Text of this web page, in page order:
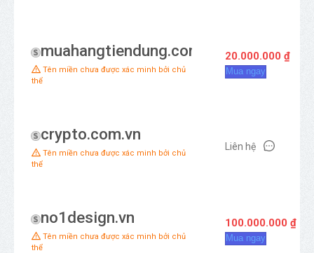
muahangtiendung.com
Tên miền chưa được xác minh bởi chủ
thể
20.000.000 ₫
Mua ngay
crypto.com.vn
Tên miền chưa được xác minh bởi chủ
thể
Liên hệ
no1design.vn
Tên miền chưa được xác minh bởi chủ
thể
100.000.000 ₫
Mua ngay